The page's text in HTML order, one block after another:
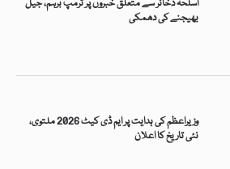
اسلحہ ذخائر سے متعلق خبروں پر ٹرمپ برہم، جیل
بھیجنے کی دھمکی
وزیراعظم کی ہدایت پر ایم ڈی کیٹ 2026 ملتوی،
نئی تاریخ کا اعلان